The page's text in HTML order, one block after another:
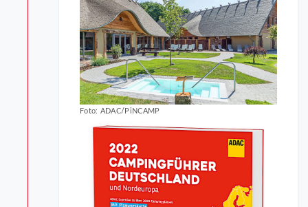
Foto: ADAC/PiNCAMP